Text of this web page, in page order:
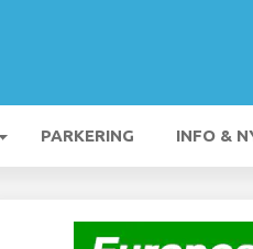
PARKERING INFO &